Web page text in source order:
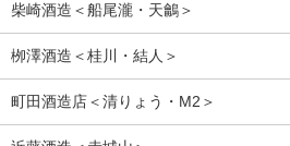
柴崎酒造＜船尾瀧・天鸙＞
栁澤酒造＜桂川・結人＞
町田酒造店＜清りょう・M2＞